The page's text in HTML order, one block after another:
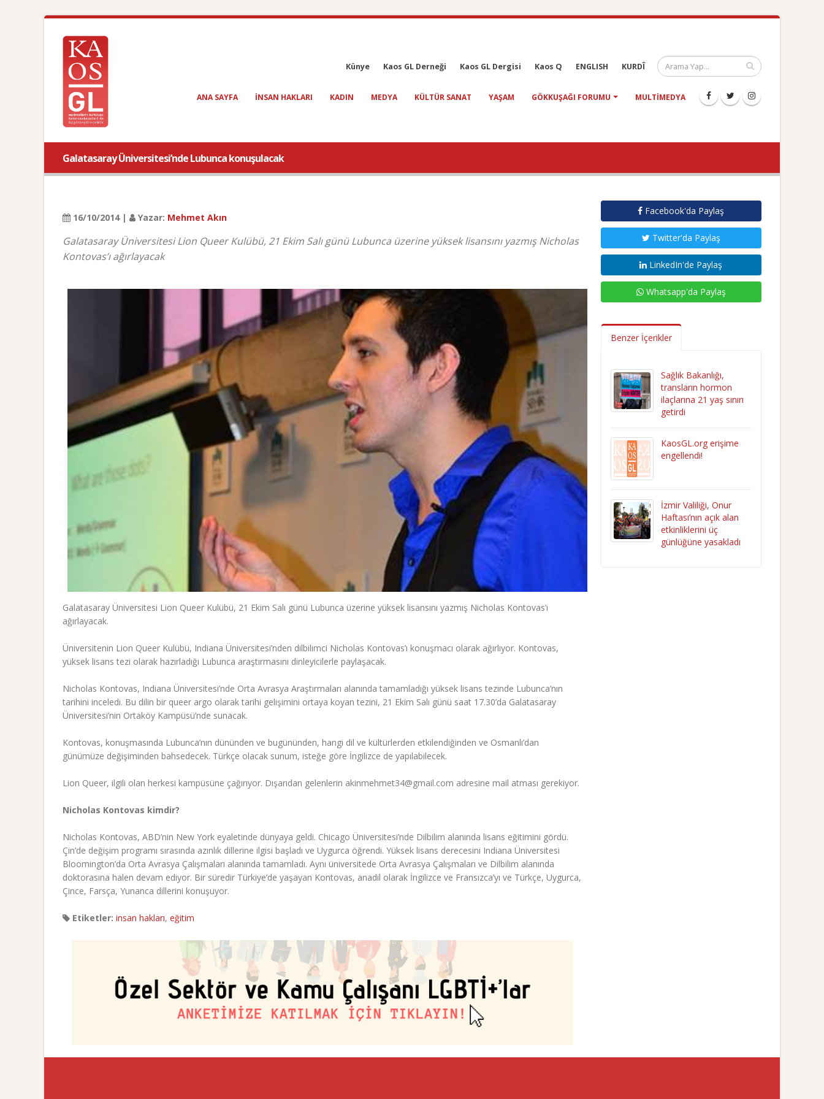
Künye Kaos GL Derneği Kaos GL Dergisi Kaos Q ENGLISH KURDÎ
ANA SAYFA INSAN HAKLARI KADIN MEDYA KÜLTÜR SANAT YAŞAM GÖKKUŞAĞI FORUMU MULTIMEDYA
Galatasaray Üniversitesi’nde Lubunca konuşulacak
16/10/2014 | Yazar: Mehmet Akın
Galatasaray Üniversitesi Lion Queer Kulübü, 21 Ekim Salı günü Lubunca üzerine yüksek lisansını yazmış Nicholas
Kontovas’ı ağırlayacak
Galatasaray Üniversitesi Lion Queer Kulübü, 21 Ekim Salı günü Lubunca üzerine yüksek lisansını yazmış Nicholas Kontovas’ı
ağırlayacak.
Üniversitenin Lion Queer Kulübü, Indiana Üniversitesi’nden dilbilimci Nicholas Kontovas’ı konuşmacı olarak ağırlıyor. Kontovas,
yüksek lisans tezi olarak hazırladığı Lubunca araştırmasını dinleyicilerle paylaşacak.
Nicholas Kontovas, Indiana Üniversitesi’nde Orta Avrasya Araştırmaları alanında tamamladığı yüksek lisans tezinde Lubunca’nın
tarihini inceledi. Bu dilin bir queer argo olarak tarihi gelişimini ortaya koyan tezini, 21 Ekim Salı günü saat 17.30’da Galatasaray
Üniversitesi’nin Ortaköy Kampüsü’nde sunacak.
Kontovas, konuşmasında Lubunca’nın dününden ve bugününden, hangi dil ve kültürlerden etkilendiğinden ve Osmanlı’dan
günümüze değişiminden bahsedecek. Türkçe olacak sunum, isteğe göre İngilizce de yapılabilecek.
Lion Queer, ilgili olan herkesi kampüsüne çağırıyor. Dışarıdan gelenlerin akinmehmet34@gmail.com adresine mail atması gerekiyor.
Nicholas Kontovas kimdir?
Nicholas Kontovas, ABD’nin New York eyaletinde dünyaya geldi. Chicago Üniversitesi’nde Dilbilim alanında lisans eğitimini gördü.
Çin’de değişim programı sırasında azınlık dillerine ilgisi başladı ve Uygurca öğrendi. Yüksek lisans derecesini Indiana Üniversitesi
Bloomington’da Orta Avrasya Çalışmaları alanında tamamladı. Aynı üniversitede Orta Avrasya Çalışmaları ve Dilbilim alanında
doktorasına halen devam ediyor. Bir süredir Türkiye’de yaşayan Kontovas, anadil olarak İngilizce ve Fransızca’yı ve Türkçe, Uygurca,
Çince, Farsça, Yunanca dillerini konuşuyor.
Etiketler: insan hakları, eğitim
Facebook'da Paylaş
Twitter'da Paylaş
LinkedIn'de Paylaş
Whatsapp'da Paylaş
Benzer İçerikler
Sağlık Bakanlığı,
transların hormon
ilaçlarına 21 yaş sınırı
getirdi
KaosGL.org erişime
engellendi!
İzmir Valiliği, Onur
Haftası’nın açık alan
etkinliklerini üç
günlüğüne yasakladı